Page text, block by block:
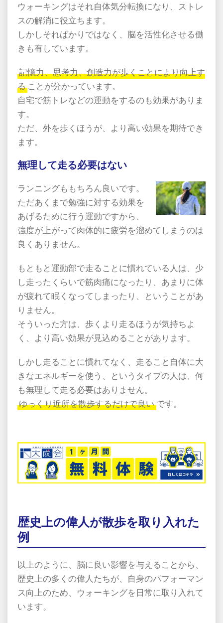
ウォーキングはそれ自体気分転換になり、ストレ
スの解消に役立ちます。
しかしそればかりではなく、脳を活性化させる働
きも有しています。
記憶力、思考力、創造力が歩くことにより向上す
る ことが分かっています。
自宅で筋トレなどの運動をするのも効果がありま
す。
ただ、外を歩くほうが、より高い効果を期待でき
ます。
無理して走る必要はない
ランニングももちろん良いです。
ただあくまで勉強に対する効果を
あげるために行う運動ですから、
強度が上がって肉体的に疲労を溜めてしまうのは
良くありません。
もともと運動部で走ることに慣れている人は、少
し走ったくらいで筋肉痛になったり、あまりに体
が疲れて眠くなってしまったり、ということがあ
りません。
そういった方は、歩くより走るほうが気持ちよ
く、より高い効果が見込めることがあります。
しかし走ることに慣れてなく、走ること自体に大
きなエネルギーを使う、というタイプの人は、何
も無理して走る必要はありません。
ゆっくり近所を散歩するだけで良いです。
歴史上の偉人が散歩を取り入れた
例
以上のように、脳に良い影響を与えることから、
歴史上の多くの偉人たちが、自身のパフォーマン
ス向上のため、ウォーキングを日常に取り入れて
います。